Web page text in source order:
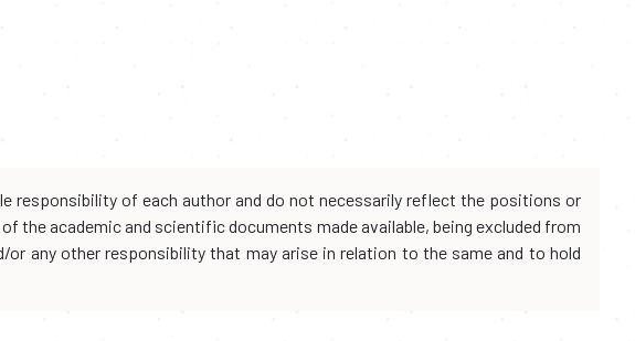
responsibility of each author and do not necessarily reflect the positions or
the academic and scientific documents made available, being excluded from
any other responsibility that may arise in relation to the same and to hold